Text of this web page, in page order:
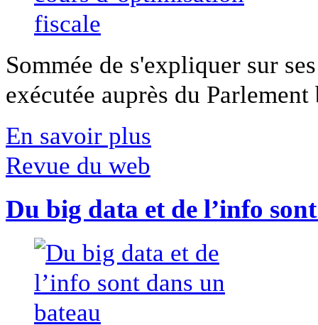
Sommée de s'expliquer sur
exécutée auprès du
En savoir plus
Revue du web
Du big data et de l’info